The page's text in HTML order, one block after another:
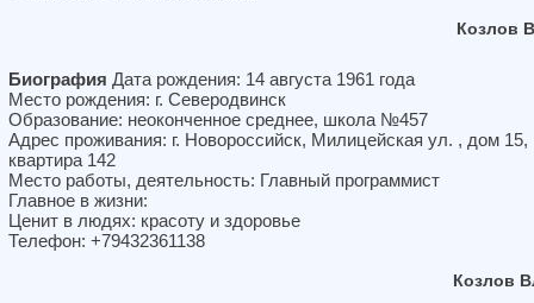
Козлов
Биография Дата рождения: 14 августа 1961 года
Место рождения: г. Северодвинск
Образование: неоконченное среднее, школа №457
Адрес проживания: г. Новороссийск, Милицейская ул. , дом 15,
квартира 142
Место работы, деятельность: Главный программист
Главное в жизни:
Ценит в людях: красоту и здоровье
Телефон: +79432361138
Козлов